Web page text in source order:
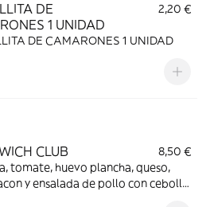
DE
1 UNIDAD
2,20 €
DE CAMARONES 1 UNIDAD
CLUB
8,50 €
tomate, huevo plancha, queso,
y ensalada de pollo con cebolla